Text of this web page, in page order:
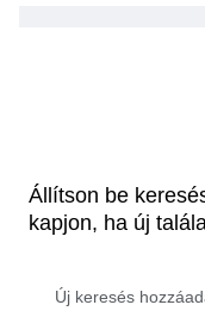
Állítson be
kapjon, ha új